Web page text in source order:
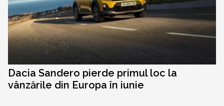
Dacia Sandero pierde primul loc la
vânzările din Europa în iunie